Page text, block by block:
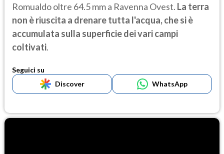
Romualdo oltre 64.5 mm a Ravenna Ovest. La terra
non è riuscita a drenare tutta l'acqua, che si è
accumulata sulla superficie dei vari campi
coltivati.
Seguici su
Discover
WhatsApp